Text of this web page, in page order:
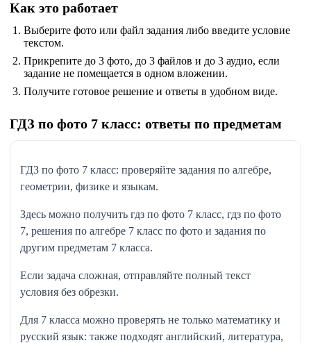
Как это работает
Выберите фото или файл задания либо введите условие
текстом.
Прикрепите до 3 фото, до 3 файлов и до 3 аудио, если
задание не помещается в одном вложении.
Получите готовое решение и ответы в удобном виде.
ГДЗ по фото 7 класс: ответы по предметам
ГДЗ по фото 7 класс: проверяйте задания по алгебре,
геометрии, физике и языкам.
Здесь можно получить гдз по фото 7 класс, гдз по фото
7, решения по алгебре 7 класс по фото и задания по
другим предметам 7 класса.
Если задача сложная, отправляйте полный текст
условия без обрезки.
Для 7 класса можно проверять не только математику и
русский язык: также подходят английский, литература,